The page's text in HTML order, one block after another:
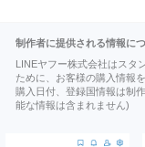
制作者に提供される情報に
LINEヤフー株式会社はスタ
ために、お客様の購入情報
購入日付、登録国情報は制
能な情報は含まれません)